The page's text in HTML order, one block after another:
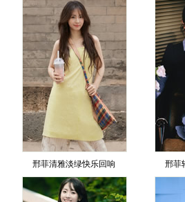
邢菲清雅淡绿快乐回响 邢菲